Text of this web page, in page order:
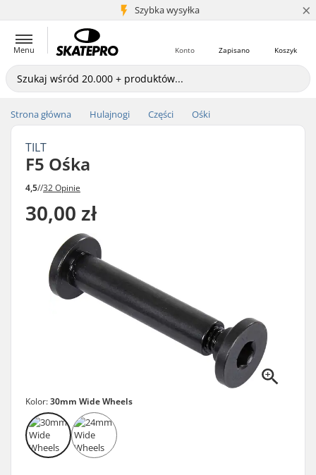
Szybka wysyłka
5+ mln klientów ×
Menu Koszyk
Zapisano
Konto
Strona główna Hulajnogi Części Ośki
TILT
F5 Ośka
4,5//32 Opinie
30,00 zł
Kolor:30mm Wide Wheels